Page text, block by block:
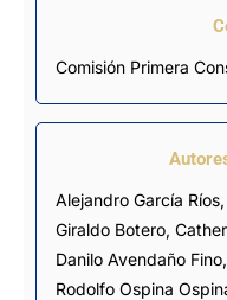
Comisión Primera
Alejandro García Ríos,
Giraldo Botero,
Danilo Avendaño Fino,
Rodolfo Ospina